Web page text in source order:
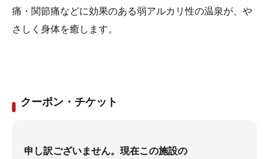
痛・関節痛などに効果のある弱アルカリ性の温泉が、や
さしく身体を癒します。
クーポン・チケット
申し訳ございません。現在この施設の